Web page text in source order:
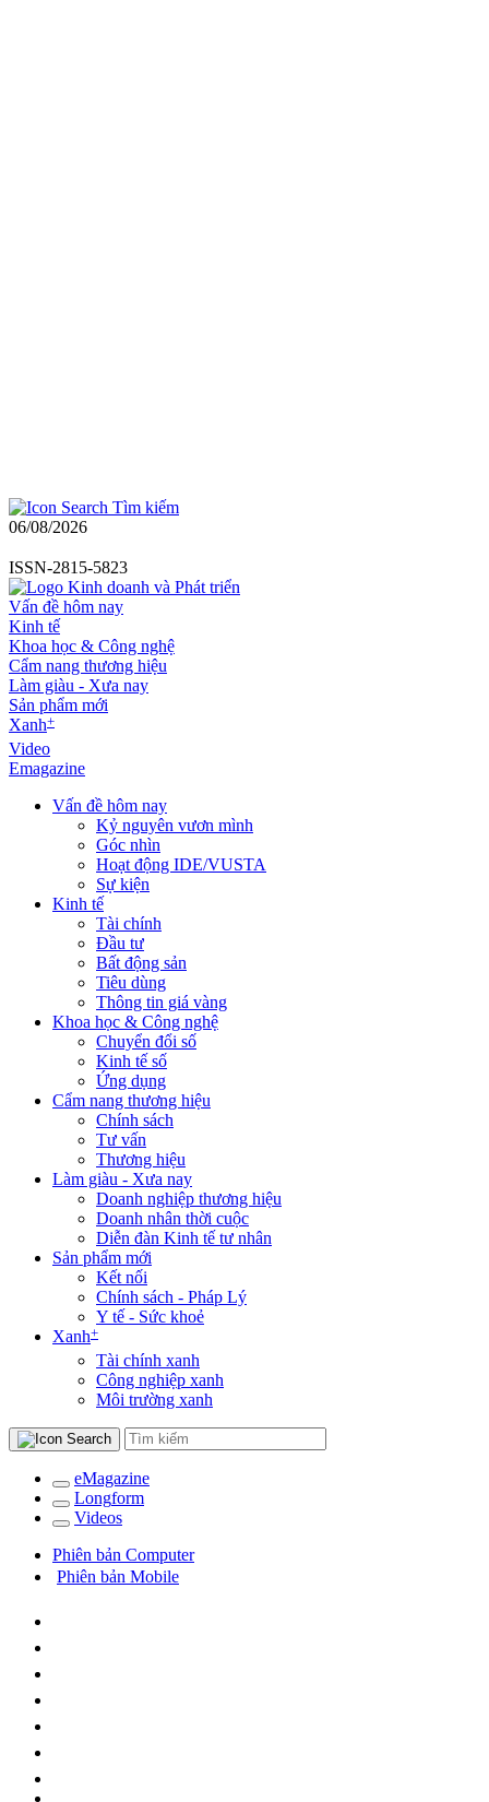
Tìm kiếm
06/08/2026
ISSN-2815-5823
Vấn đề hôm nay
Kinh tế
Khoa học & Công nghệ
Cẩm nang thương hiệu
Làm giàu - Xưa nay
Sản phẩm mới
Xanh+
Video
Emagazine
Vấn đề hôm nay
Kỷ nguyên vươn mình
Góc nhìn
Hoạt động IDE/VUSTA
Sự kiện
Kinh tế
Tài chính
Đầu tư
Bất động sản
Tiêu dùng
Thông tin giá vàng
Khoa học & Công nghệ
Chuyển đổi số
Kinh tế số
Ứng dụng
Cẩm nang thương hiệu
Chính sách
Tư vấn
Thương hiệu
Làm giàu - Xưa nay
Doanh nghiệp thương hiệu
Doanh nhân thời cuộc
Diễn đàn Kinh tế tư nhân
Sản phẩm mới
Kết nối
Chính sách - Pháp Lý
Y tế - Sức khoẻ
Xanh+
Tài chính xanh
Công nghiệp xanh
Môi trường xanh
eMagazine
Longform
Videos
Phiên bản Computer
Phiên bản Mobile